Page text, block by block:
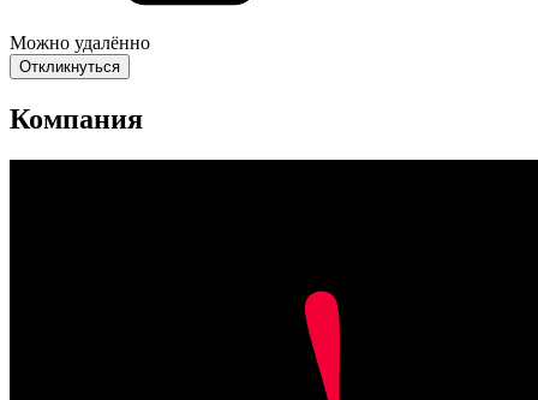
Можно удалённо
Откликнуться
Компания